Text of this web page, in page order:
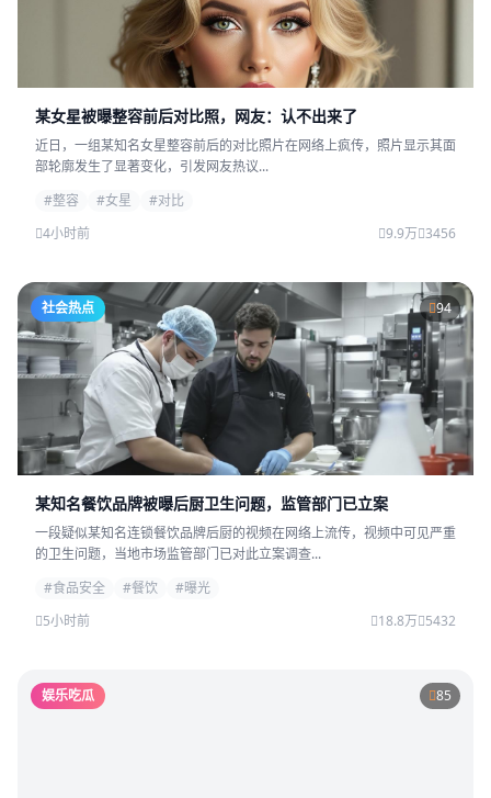
某女星被曝整容前后对比照，网友：认不出来了
近日，一组某知名女星整容前后的对比照片在网络上疯传，照片显示其面
部轮廓发生了显著变化，引发网友热议...
#整容
#女星
#对比
4小时前
9.9万 3456
社会热点 94
某知名餐饮品牌被曝后厨卫生问题，监管部门已立案
一段疑似某知名连锁餐饮品牌后厨的视频在网络上流传，视频中可见严重
的卫生问题，当地市场监管部门已对此立案调查...
#食品安全
#餐饮
#曝光
5小时前
18.8万 5432
娱乐吃瓜 85